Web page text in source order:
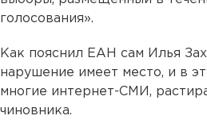
голосования».
Как пояснил ЕАН сам Илья
нарушение имеет место, и в
многие интернет-СМИ,
чиновника.